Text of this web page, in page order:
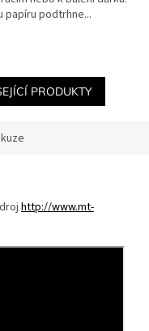
papíru podtrhne...
PRODUKTY
http://www.mt-